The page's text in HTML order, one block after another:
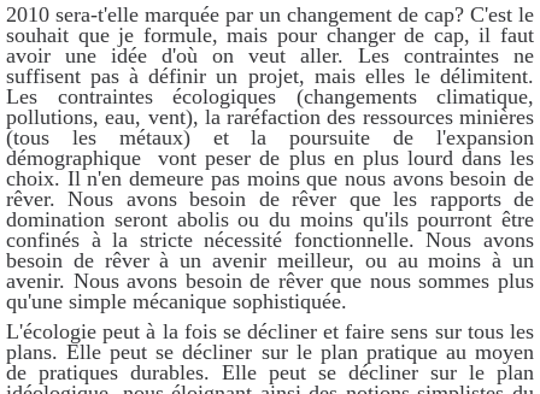
2010 sera-t'elle marquée par un changement de cap? C'est le
souhait que je formule, mais pour changer de cap, il faut
avoir une idée d'où on veut aller. Les contraintes ne
suffisent pas à définir un projet, mais elles le délimitent.
Les contraintes écologiques (changements climatique,
pollutions, eau, vent), la raréfaction des ressources minières
(tous les métaux) et la poursuite de l'expansion
démographique vont peser de plus en plus lourd dans les
choix. Il n'en demeure pas moins que nous avons besoin de
rêver. Nous avons besoin de rêver que les rapports de
domination seront abolis ou du moins qu'ils pourront être
confinés à la stricte nécessité fonctionnelle. Nous avons
besoin de rêver à un avenir meilleur, ou au moins à un
avenir. Nous avons besoin de rêver que nous sommes plus
qu'une simple mécanique sophistiquée.
L'écologie peut à la fois se décliner et faire sens sur tous les
plans. Elle peut se décliner sur le plan pratique au moyen
de pratiques durables. Elle peut se décliner sur le plan